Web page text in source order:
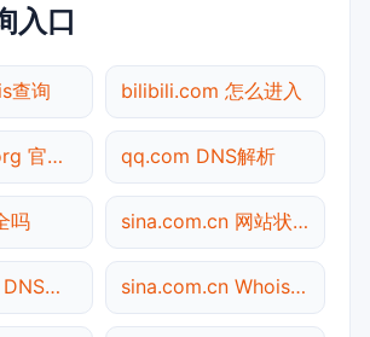
入口
查询 bilibili.com 怎么进入
wordpress.org 官网入口 qq.com DNS解析
吗 sina.com.cn 网站状态
google.com DNS解析 sina.com.cn Whois查询